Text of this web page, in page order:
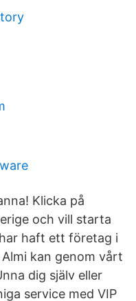
Klicka på
och vill starta
haft ett företag i
kan genom vårt
dig själv eller
service med VIP